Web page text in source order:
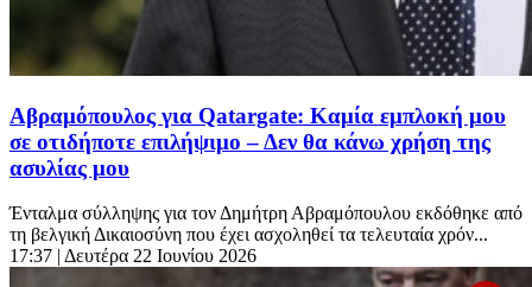
Αβραμόπουλος για Qatargate: Καμία εμπλοκή μου
σε οτιδήποτε επιλήψιμο – Δεν θα κάνω χρήση της
ασυλίας μου
Ένταλμα σύλληψης για τον Δημήτρη Αβραμόπουλου εκδόθηκε από
τη βελγική Δικαιοσύνη που έχει ασχοληθεί τα τελευταία χρόν...
17:37 | Δευτέρα 22 Ιουνίου 2026